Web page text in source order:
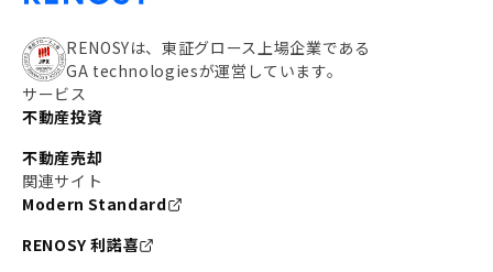
RENOSYは、東証グロース上場企業である
GA technologiesが運営しています。
サービス
不動産投資
不動産売却
関連サイト
Modern Standard
RENOSY 利諾喜